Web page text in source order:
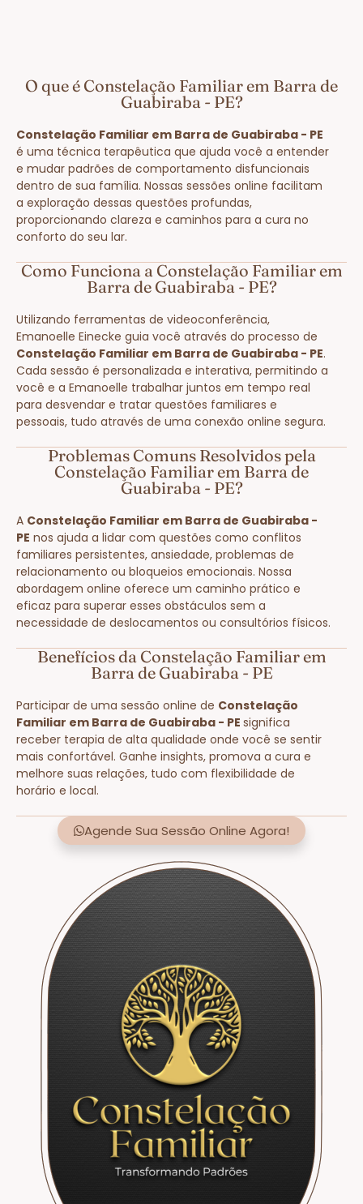
O que é Constelação Familiar em Barra de
Guabiraba - PE?
Constelação Familiar em Barra de Guabiraba - PE
é uma técnica terapêutica que ajuda você a entender
e mudar padrões de comportamento disfuncionais
dentro de sua família. Nossas sessões online facilitam
a exploração dessas questões profundas,
proporcionando clareza e caminhos para a cura no
conforto do seu lar.
Como Funciona a Constelação Familiar em
Barra de Guabiraba - PE?
Utilizando ferramentas de videoconferência,
Emanoelle Einecke guia você através do processo de
Constelação Familiar em Barra de Guabiraba - PE.
Cada sessão é personalizada e interativa, permitindo a
você e a Emanoelle trabalhar juntos em tempo real
para desvendar e tratar questões familiares e
pessoais, tudo através de uma conexão online segura.
Problemas Comuns Resolvidos pela
Constelação Familiar em Barra de
Guabiraba - PE?
A Constelação Familiar em Barra de Guabiraba -
PE nos ajuda a lidar com questões como conflitos
familiares persistentes, ansiedade, problemas de
relacionamento ou bloqueios emocionais. Nossa
abordagem online oferece um caminho prático e
eficaz para superar esses obstáculos sem a
necessidade de deslocamentos ou consultórios físicos.
Benefícios da Constelação Familiar em
Barra de Guabiraba - PE
Participar de uma sessão online de Constelação
Familiar em Barra de Guabiraba - PE significa
receber terapia de alta qualidade onde você se sentir
mais confortável. Ganhe insights, promova a cura e
melhore suas relações, tudo com flexibilidade de
horário e local.
Agende Sua Sessão Online Agora!